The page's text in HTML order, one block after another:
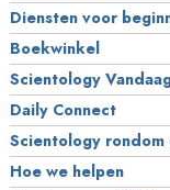
Diensten voor
Boekwinkel
Scientology
Daily Connect
Scientology
Hoe we helpen